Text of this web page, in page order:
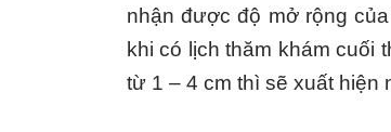
nhận được độ mở rộng
khi có lịch thăm khám cuối
từ 1 – 4 cm thì sẽ xuất hiện